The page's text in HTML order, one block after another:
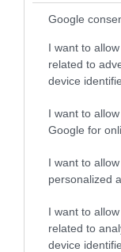
Google
I want to
related to
device
I want to
Google for
I want to
personalized
I want to
related to
device
előtt. A pápa
meg, akik a
koncertek
munkatársakról.
Nyitókép: Getty
ZENE